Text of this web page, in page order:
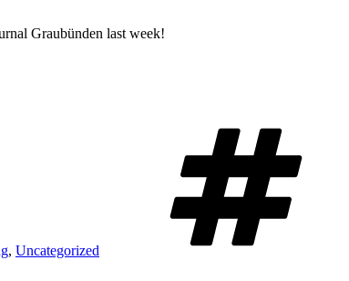
Graubünden last week!
, Uncategorized